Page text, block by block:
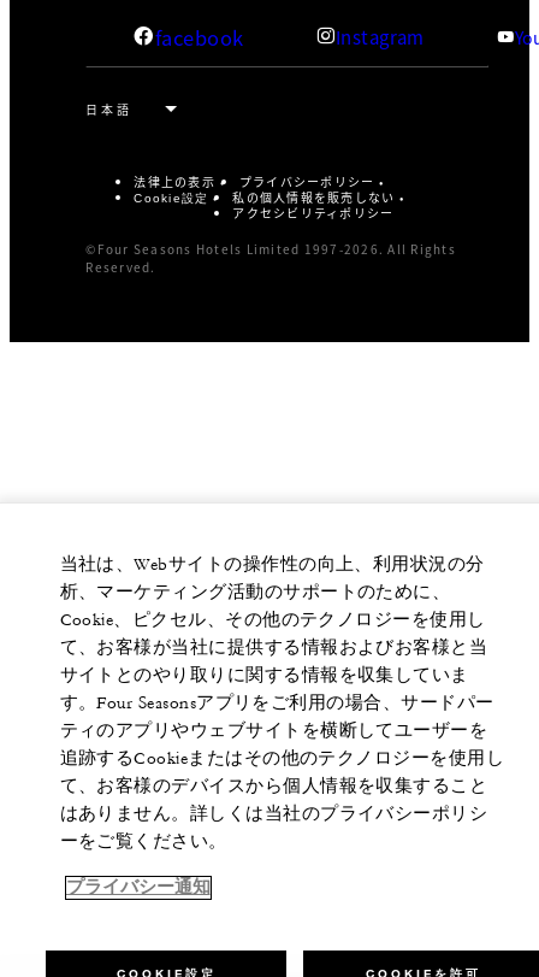
facebook Instagram
法律上の表示 プライバシーポリシー
Cookie設定
私の個人情報を販売しない
アクセシビリティポリシー
©Four Seasons Hotels Limited 1997-2026. All Rights
Reserved.
当社は、Webサイトの操作性の向上、利用状況の分
析、マーケティング活動のサポートのために、
Cookie、ピクセル、その他のテクノロジーを使用し
て、お客様が当社に提供する情報およびお客様と当
サイトとのやり取りに関する情報を収集していま
す。Four Seasonsアプリをご利用の場合、サードパー
ティのアプリやウェブサイトを横断してユーザーを
追跡するCookieまたはその他のテクノロジーを使用し
て、お客様のデバイスから個人情報を収集すること
はありません。詳しくは当社のプライバシーポリシ
ーをご覧ください。
プライバシー通知